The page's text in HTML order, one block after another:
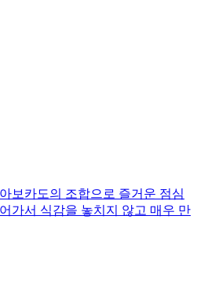
보카도의 조합으로 즐거운 점심
가서 식감을 놓치지 않고 매우 만